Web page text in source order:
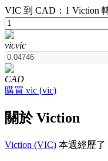
多種以USDT結算
VIC 到 CAD：1 Viction
vicvic
CAD
購買 vic (vic)
關於 Viction
Viction (VIC) 本週經歷了